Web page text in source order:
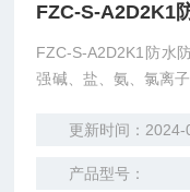
FZC-S-A2D2K1
FZC-S-A2D2K1防水防尘防
强碱、盐、氨、氯离
中，作为指令发送及
更新时间：2024-
产品型号：